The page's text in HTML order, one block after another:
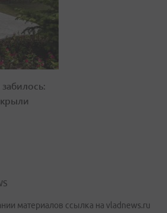
материалов ссылка на vladnews.ru